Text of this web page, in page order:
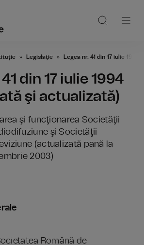
Legislaţie Legea nr. 41 din 17 iulie
din 17 iulie 1994
şi actualizată)
şi funcţionarea Societăţii
şi Societăţii
(actualizată pană la
2003)
Română de